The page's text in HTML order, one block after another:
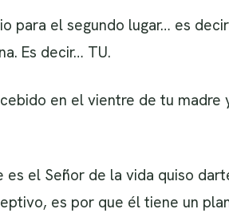
para el segundo lugar… es
Es decir… TU.
en el vientre de tu madre
el Señor de la vida quiso
es por que él tiene un